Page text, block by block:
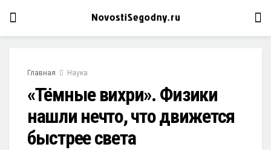
Главная Наука
«Тёмные вихри». Физики
нашли нечто, что движется
быстрее света